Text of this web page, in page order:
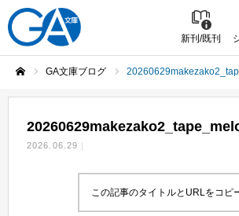
新刊/既刊
GA文庫ブログ
2026.06.29
この記事のタイトルとURLをコピ